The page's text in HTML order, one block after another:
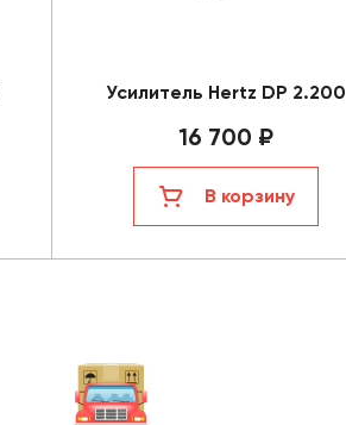
Усилитель Hertz DP 2.200
16 700 ₽
В корзину